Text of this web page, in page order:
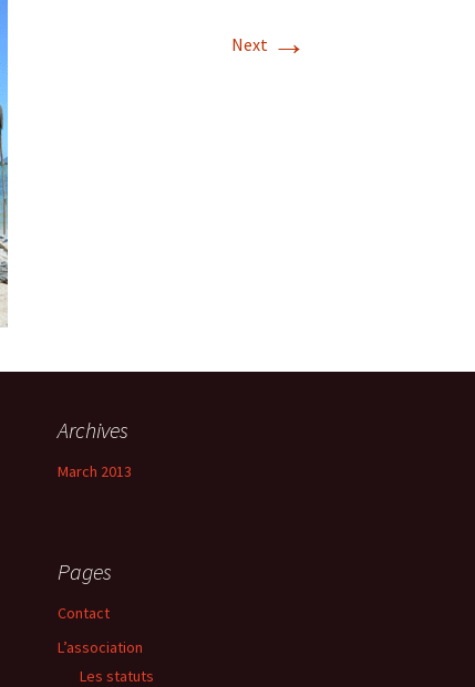
Next →
Archives
March 2013
Pages
Contact
L’association
Les statuts